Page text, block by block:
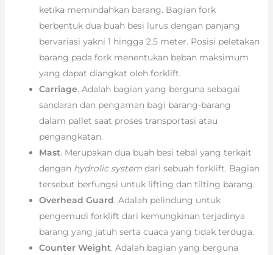
ketika memindahkan barang. Bagian fork
berbentuk dua buah besi lurus dengan panjang
bervariasi yakni 1 hingga 2,5 meter. Posisi peletakan
barang pada fork menentukan beban maksimum
yang dapat diangkat oleh forklift.
Carriage. Adalah bagian yang berguna sebagai
sandaran dan pengaman bagi barang-barang
dalam pallet saat proses transportasi atau
pengangkatan.
Mast. Merupakan dua buah besi tebal yang terkait
dengan hydrolic systemdari sebuah forklift. Bagian
tersebut berfungsi untuk lifting dan tilting barang.
Overhead Guard. Adalah pelindung untuk
pengemudi forklift dari kemungkinan terjadinya
barang yang jatuh serta cuaca yang tidak terduga.
Counter Weight. Adalah bagian yang berguna